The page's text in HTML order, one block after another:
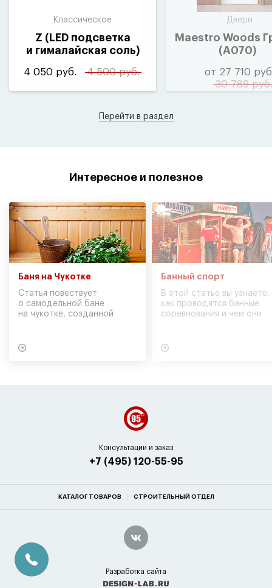
Классическое
Z ( LED подсветка
и гималайская соль)
4 050 руб. 4 500 руб.
Двери
Maestro Woods
(A070)
от 27 710
30 789 руб.
Перейти в раздел
Интересное и полезное
Баня на Чукотке
Статья повествует
о самодельной бане
на чукотке, созданной
Банный спорт
В этой статье вы узнаете,
как проводятся банные
соревнования и чем они
Консультации и заказ
+7 (495) 120-55-95
КАТАЛОГ ТОВАРОВ СТРОИТЕЛЬНЫЙ ОТДЕЛ
Разработка сайта